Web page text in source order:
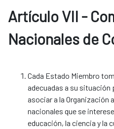
Artículo VII -
Nacionales de
Cada Estado Miembro
adecuadas a su
asociar a la Organización
nacionales que se
educación, la ciencia y la